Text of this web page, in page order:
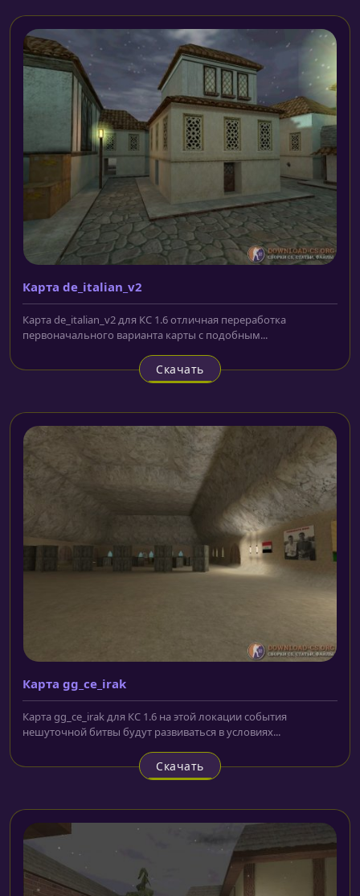
Карта de_italian_v2
Карта de_italian_v2 для КС 1.6 отличная переработка
первоначального варианта карты с подобным...
Скачать
Карта gg_ce_irak
Карта gg_ce_irak для КС 1.6 на этой локации события
нешуточной битвы будут развиваться в условиях...
Скачать